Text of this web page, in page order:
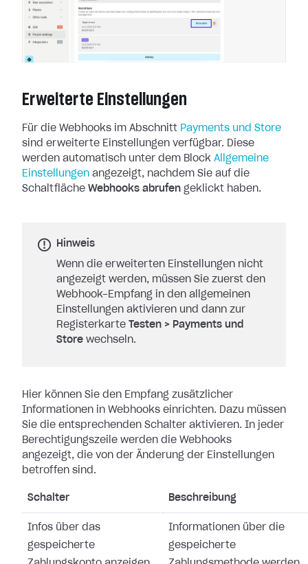
Erweiterte Einstellungen
Für die Webhooks im Abschnitt Payments und Store
sind erweiterte Einstellungen verfügbar. Diese
werden automatisch unter dem Block Allgemeine
Einstellungen angezeigt, nachdem Sie auf die
Schaltfläche Webhooks abrufen geklickt haben.
Hinweis
Wenn die erweiterten Einstellungen nicht
angezeigt werden, müssen Sie zuerst den
Webhook-Empfang in den allgemeinen
Einstellungen aktivieren und dann zur
Registerkarte
Testen > Payments und
Store wechseln.
Hier können Sie den Empfang zusätzlicher
Informationen in Webhooks einrichten. Dazu müssen
Sie die entsprechenden Schalter aktivieren. In jeder
Berechtigungszeile werden die Webhooks
angezeigt, die von der Änderung der Einstellungen
betroffen sind.
Schalter Beschreibung
Infos über das
gespeicherte
Informationen über die
gespeicherte